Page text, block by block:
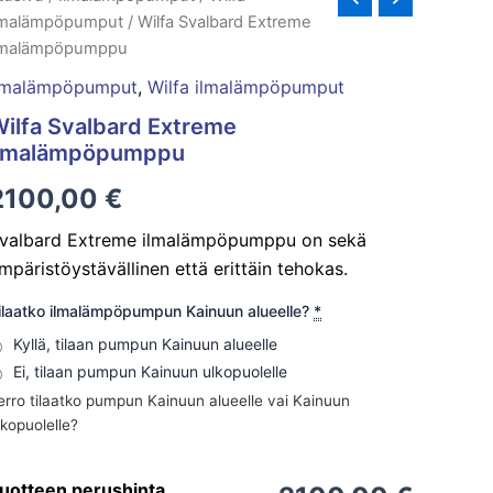
/ Wilfa Svalbard Extreme
,Wilfa ilmalämpöpumput
Svalbard Extreme
€
Extreme ilmalämpöpumppu on sekä
että erittäin tehokas.
ilmalämpöpumpun Kainuun alueelle? *
Kyllä, tilaan pumpun Kainuun alueelle
Ei, tilaan pumpun Kainuun ulkopuolelle
tilaatko pumpun Kainuun alueelle vai Kainuun